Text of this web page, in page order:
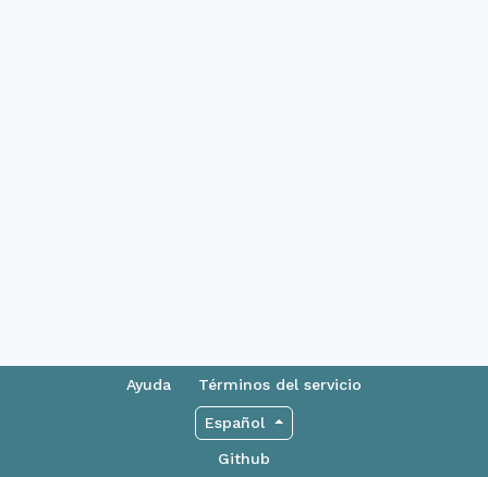
Ayuda Términos del servicio
Español
Github